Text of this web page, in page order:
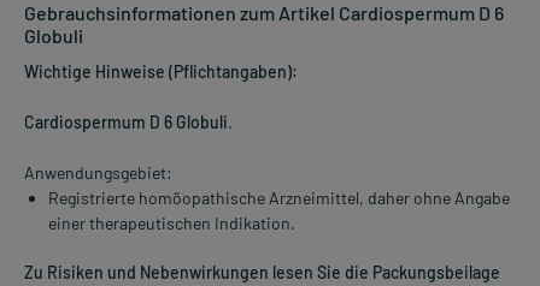
Gebrauchsinformationen zum Artikel Cardiospermum D 6
Globuli
Wichtige Hinweise (Pflichtangaben):
Cardiospermum D 6 Globuli.
Anwendungsgebiet:
Registrierte homöopathische Arzneimittel, daher ohne Angabe
einer therapeutischen Indikation.
Zu Risiken und Nebenwirkungen lesen Sie die Packungsbeilage